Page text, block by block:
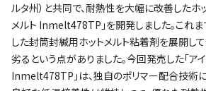
ルタ州）と共同で、耐熱性を大幅に改善したホ
メルト Inmelt478TP」を開発しました。これ
した封筒封緘用ホットメルト粘着剤を展開し
劣るという点がありました。今回発売した「ア
Inmelt478TP」は、独自のポリマー配合技術